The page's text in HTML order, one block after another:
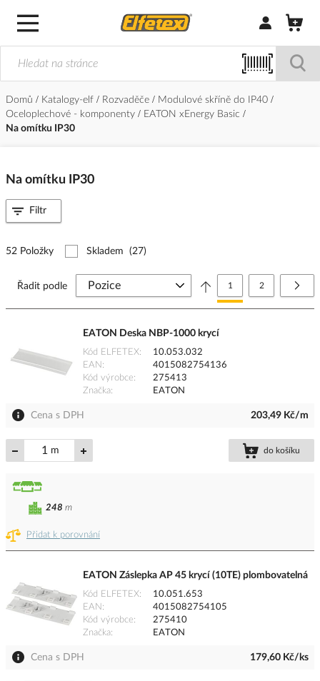
Přihlásit/
Domů Katalogy-elf Rozvaděče
Modulové skříně do IP40
Oceloplechové - komponenty
EATON xEnergy Basic
Na omítku IP30
Na omítku IP30
52 Položky Skladem (27)
Stránka
Právě si prohlížíte
1 Stránka
2
Řadit podle
EATON Deska NBP-1000 krycí
Kód ELFETEX
10.053.032
EAN
4015082754136
Kód výrobce
275413
Značka
EATON
Cena s DPH 203,49 Kč/m
m do košíku
Přidat k porovnání
248 m
EATON Záslepka AP 45 krycí (10TE) plombovatelná
Kód ELFETEX
10.051.653
EAN
4015082754105
Kód výrobce
275410
Značka
EATON
Cena s DPH 179,60 Kč/ks
Filtr